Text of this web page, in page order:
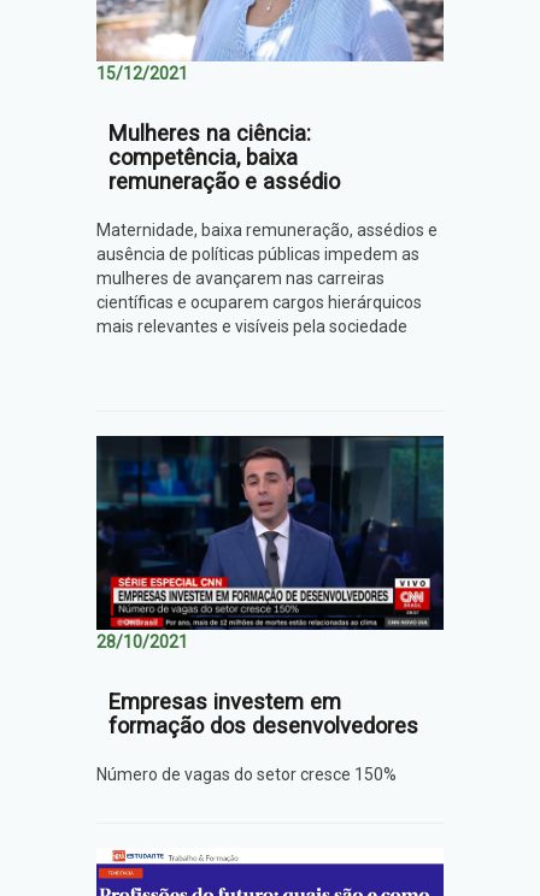
15/12/2021
Mulheres na ciência:
competência, baixa
remuneração e assédio
Maternidade, baixa remuneração, assédios e
ausência de políticas públicas impedem as
mulheres de avançarem nas carreiras
científicas e ocuparem cargos hierárquicos
mais relevantes e visíveis pela sociedade
28/10/2021
Empresas investem em
formação dos desenvolvedores
Número de vagas do setor cresce 150%